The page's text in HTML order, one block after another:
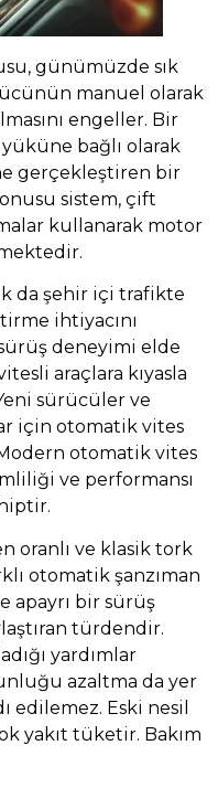
günümüzde sık
manuel olarak
engeller. Bir
bağlı olarak
gerçekleştiren bir
sistem, çift
kullanarak motor
da şehir içi trafikte
ihtiyacını
deneyimi elde
araçlara kıyasla
sürücüler ve
için otomatik vites
otomatik vites
ve performansı
oranlı ve klasik tork
otomatik şanzıman
apayrı bir sürüş
türdendir.
yardımlar
azaltma da yer
edilemez. Eski nesil
yakıt tüketir. Bakım